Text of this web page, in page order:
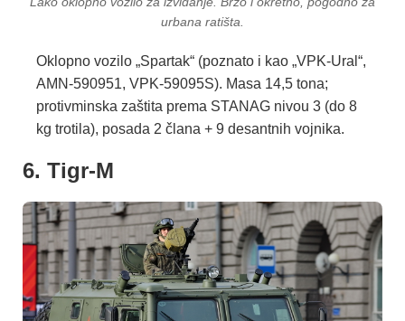
urbana ratišta.
Oklopno vozilo „Spartak“ (poznato i kao „VPK-Ural“,
AMN-590951, VPK-59095S). Masa 14,5 tona;
protivminska zaštita prema STANAG nivou 3 (do 8
kg trotila), posada 2 člana + 9 desantnih vojnika.
6. Tigr-M